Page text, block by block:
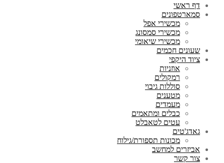
דף ראשי
סמארטפונים
מכשירי אפל
מכשירי סמסונג
מכשירי שיאומי
שעונים חכמים
ציוד היקפי
אוזניות
רמקולים
סוללות גיבוי
מטענים
מעמדים
כבלים ומתאמים
עטים לטאבלט
גאדג'טים
מכונות תספורת/גילוח
אביזרים למחשב
צור קשר